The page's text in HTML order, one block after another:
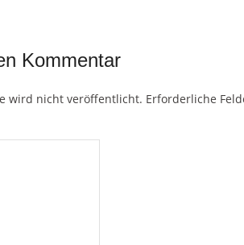
Kommentar
wird nicht veröffentlicht. Erforderliche